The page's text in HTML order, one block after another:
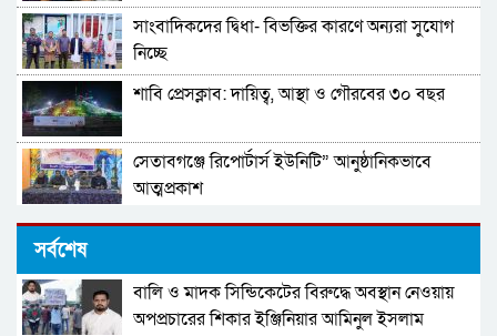
সাংবাদিকদের দ্বিধা- বিভক্তির কারণে অন্যরা সুযোগ
নিচ্ছে
শাবি প্রেসক্লাব: দায়িত্ব, আস্থা ও গৌরবের ৩০ বছর
সেতাবগঞ্জে রিপোর্টার্স ইউনিটি” আনুষ্ঠানিকভাবে
আত্মপ্রকাশ
সাপ্তাহিক পলাশবাড়ী১৫ বছরে পদার্পণ করলো
সাংবাদিকতায় স্বাধীনতা, সত্য ও দায়বদ্ধতা: অপ-
সাংবাদিকতার বিরুদ্ধে ঐক্যবদ্ধ প্রতিরোধ এখন
সর্বশেষ
বালি ও মাদক সিন্ডিকেটের বিরুদ্ধে অবস্থান নেওয়ায়
অপপ্রচারের শিকার ইঞ্জিনিয়ার আমিনুল ইসলাম